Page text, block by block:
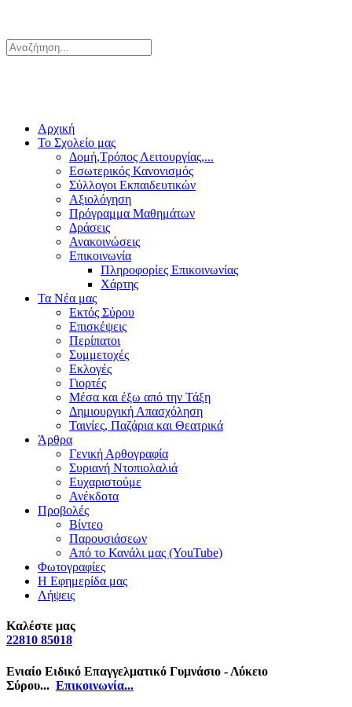
Αρχική
Το Σχολείο μας
Δομή,Τρόπος Λειτουργίας,...
Εσωτερικός Κανονισμός
Σύλλογοι Εκπαιδευτικών
Αξιολόγηση
Πρόγραμμα Μαθημάτων
Δράσεις
Ανακοινώσεις
Επικοινωνία
Πληροφορίες Επικοινωνίας
Χάρτης
Τα Νέα μας
Εκτός Σύρου
Επισκέψεις
Περίπατοι
Συμμετοχές
Εκλογές
Γιορτές
Μέσα και έξω από την Τάξη
Δημιουργική Απασχόληση
Ταινίες, Παζάρια και Θεατρικά
Άρθρα
Γενική Αρθογραφία
Συριανή Ντοπιολαλιά
Ευχαριστούμε
Ανέκδοτα
Προβολές
Βίντεο
Παρουσιάσεων
Από το Κανάλι μας (YouTube)
Φωτογραφίες
Η Εφημερίδα μας
Λήψεις
Καλέστε μας
22810 85018
Ενιαίο Ειδικό Επαγγελματικό Γυμνάσιο - Λύκειο
Σύρου... Επικοινωνία...